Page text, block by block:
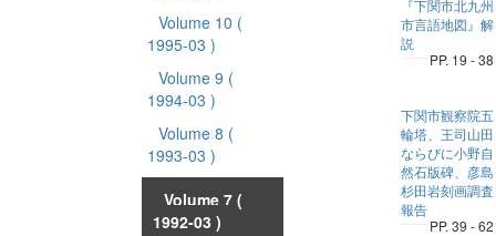
Volume 10 (
1995-03 )
Volume 9 (
1994-03 )
Volume 8 (
1993-03 )
Volume 7 (
1992-03 )
『下関市北九州
市言語地図』解
説
PP. 19 - 38
下関市観察院五
輪塔、王司山田
ならびに小野自
然石版碑、彦島
杉田岩刻画調査
報告
PP. 39 - 62